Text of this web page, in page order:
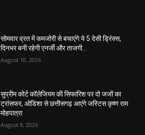
सोमवार व्रत में कमजोरी से बचाएंगे ये 5 देसी ड्रिंक्स,
दिनभर बनी रहेगी एनर्जी और ताजगी…
August 10, 2026
सुप्रीम कोर्ट कॉलेजियम की सिफारिश पर दो जजों का
ट्रांसफर, ओडिशा से छत्तीसगढ़ आएंगे जस्टिस कृष्ण राम
मोहपात्रा
August 9, 2026